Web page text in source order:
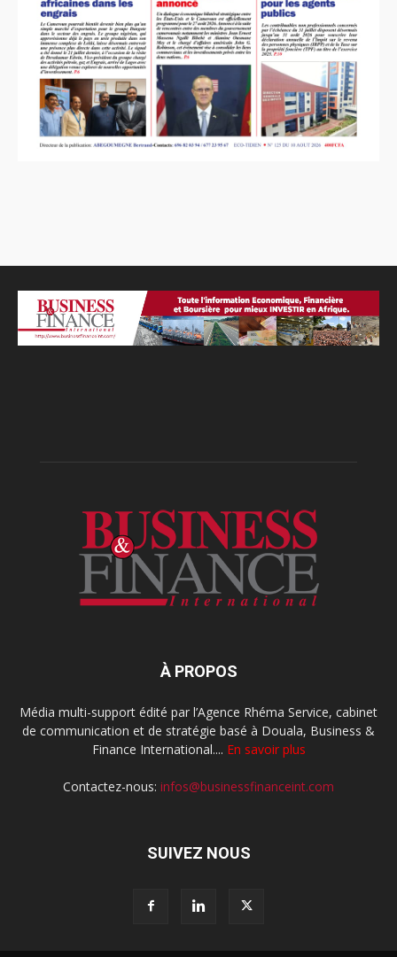
À PROPOS
Média multi-support édité par l’Agence Rhéma Service, cabinet
de communication et de stratégie basé à Douala, Business &
Finance International.... En savoir plus
Contactez-nous: infos@businessfinanceint.com
SUIVEZ NOUS